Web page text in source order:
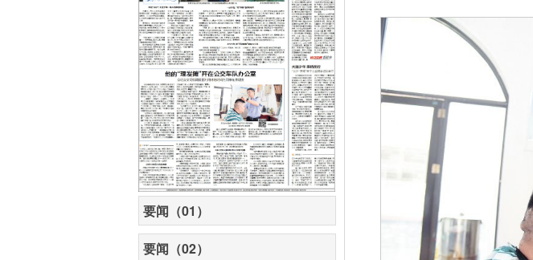
要闻（01）
要闻（02）